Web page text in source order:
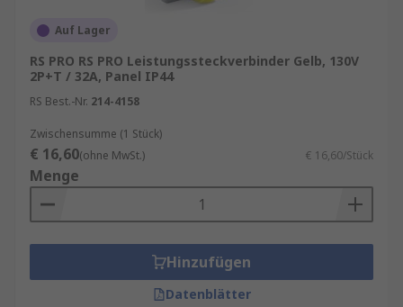
Installationen
Buchsen und Anschlüsse für flexible
Kontrolle und Sicherheit
Systeme mit verriegeltem Sockel für
vibrationssichere Anwendungen
industrielle Fertigungsanlagen,
Energieverteilungssysteme, Veranstaltungen
sowie mobile Stromversorgungen, bei denen eine
Auf Lager
RS PRO RS PRO Leistungssteckverbinder Gelb, 130V
2P+T / 32A, Panel IP44
RS Best.-Nr. 214-4158
Zwischensumme (1 Stück)
€ 16,60(ohne MwSt.) € 16,60/Stück
Menge
Hinzufügen
Datenblätter